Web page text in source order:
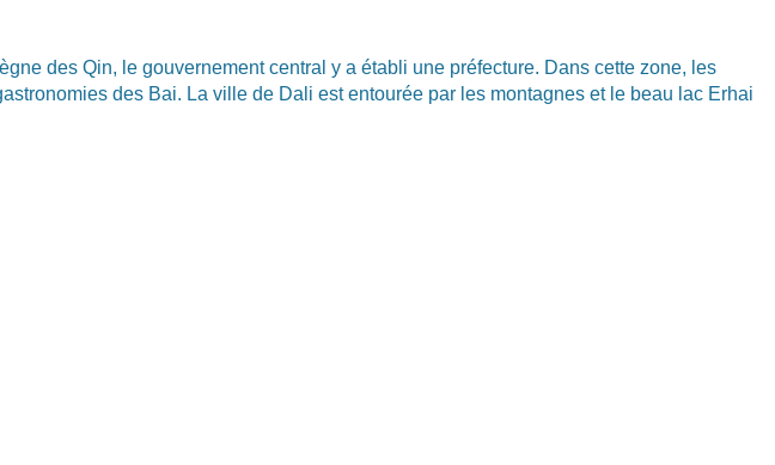
des Qin, le gouvernement central y a établi une préfecture. Dans cette zone, les
des Bai. La ville de Dali est entourée par les montagnes et le beau lac Erhai